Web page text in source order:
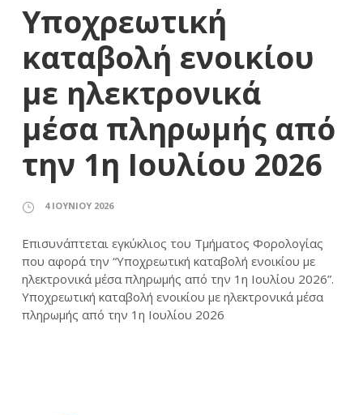
Υποχρεωτική
καταβολή ενοικίου
με ηλεκτρονικά
μέσα πληρωμής από
την 1η Ιουλίου 2026
4 ΙΟΥΝΊΟΥ 2026
Επισυνάπτεται εγκύκλιος του Τμήματος Φορολογίας
που αφορά την “Υποχρεωτική καταβολή ενοικίου με
ηλεκτρονικά μέσα πληρωμής από την 1η Ιουλίου 2026”.
Υποχρεωτική καταβολή ενοικίου με ηλεκτρονικά μέσα
πληρωμής από την 1η Ιουλίου 2026